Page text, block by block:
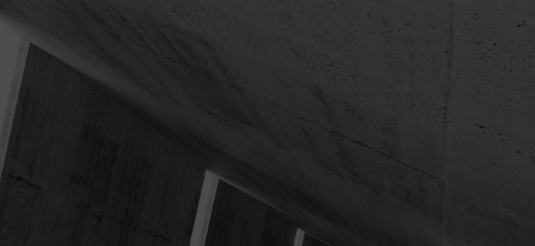
Wszechstronność zastosowania
Możliwość zamówienia na wymiar